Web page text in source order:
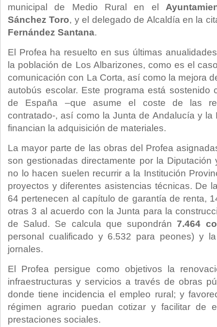
municipal de Medio Rural en el
Sánchez Toro, y el delegado de Alcaldía en la
Fernández Santana.
El Profea ha resuelto en sus últimas
la población de Los Albarizones, como es el
comunicación con La Corta, así como la mejora
autobús escolar. Este programa está sostenido
de España –que asume el coste de las
contratado-, así como la Junta de Andalucía y la
financian la adquisición de materiales.
La mayor parte de las obras del Profea
son gestionadas directamente por la
no lo hacen suelen recurrir a la Institución
proyectos y diferentes asistencias técnicas. De
64 pertenecen al capítulo de garantía de renta,
otras 3 al acuerdo con la Junta para la
de Salud. Se calcula que supondrán7.464
personal cualificado y 6.532 para peones) y
jornales.
El Profea persigue como objetivos la
infraestructuras y servicios a través de obras
donde tiene incidencia el empleo rural; y
régimen agrario puedan cotizar y facilitar de
prestaciones sociales.